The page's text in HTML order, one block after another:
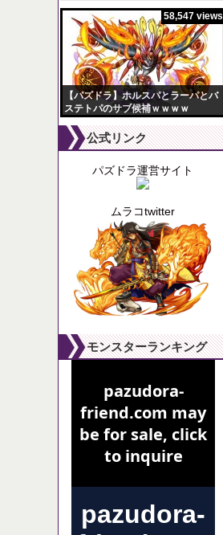
【パズドラ】ホルスパとラーパとバ
ステトパのサブ候補ｗｗｗｗ
58,547 views
公式リンク
パズドラ運営サイト
ムラコtwitter
モンスターランキング